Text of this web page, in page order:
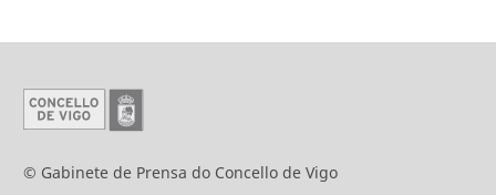
© Gabinete de Prensa do Concello de Vigo